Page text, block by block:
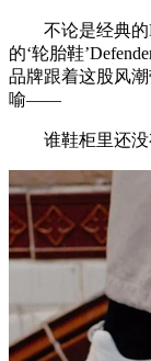
不论是经典的
的‘轮胎鞋
品牌跟着这股风
喻——
谁鞋柜里还没